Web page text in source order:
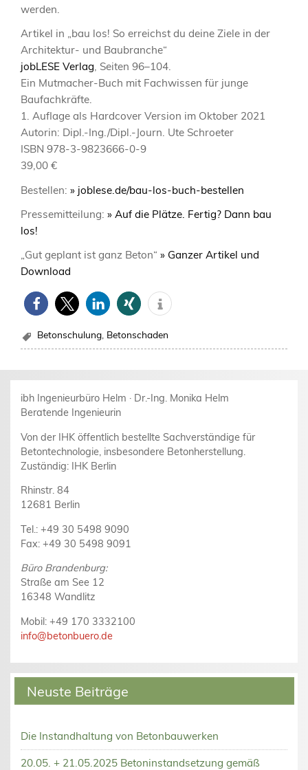
werden.
Artikel in „bau los! So erreichst du deine Ziele in der
Architektur- und Baubranche“
jobLESE Verlag, Seiten 96–104.
Ein Mutmacher-Buch mit Fachwissen für junge
Baufachkräfte.
1. Auflage als Hardcover Version im Oktober 2021
Autorin: Dipl.-Ing./Dipl.-Journ. Ute Schroeter
ISBN 978-3-9823666-0-9
39,00 €
Bestellen:» joblese.de/bau-los-buch-bestellen
Pressemitteilung:» Auf die Plätze. Fertig? Dann bau
los!
„Gut geplant ist ganz Beton“» Ganzer Artikel und
Download
Betonschulung, Betonschaden
ibh Ingenieurbüro Helm · Dr.-Ing. Monika Helm
Beratende Ingenieurin
Von der IHK öffentlich bestellte Sachverständige für
Betontechnologie, insbesondere Betonherstellung.
Zuständig: IHK Berlin
Rhinstr. 84
12681 Berlin
Tel.: +49 30 5498 9090
Fax: +49 30 5498 9091
Büro Brandenburg:
Straße am See 12
16348 Wandlitz
Mobil: +49 170 3332100
info@betonbuero.de
Neuste Beiträge
Die Instandhaltung von Betonbauwerken
20.05. + 21.05.2025 Betoninstandsetzung gemäß